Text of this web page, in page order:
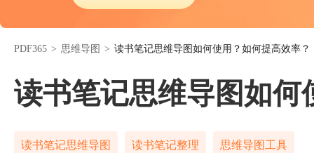
PDF365 > 思维导图 > 读书笔记思维导图如何使用？如何提高效率？
读书笔记思维导图如
读书笔记思维导图 读书笔记整理 思维导图工具